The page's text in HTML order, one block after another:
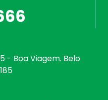
- Boa Viagem. Belo